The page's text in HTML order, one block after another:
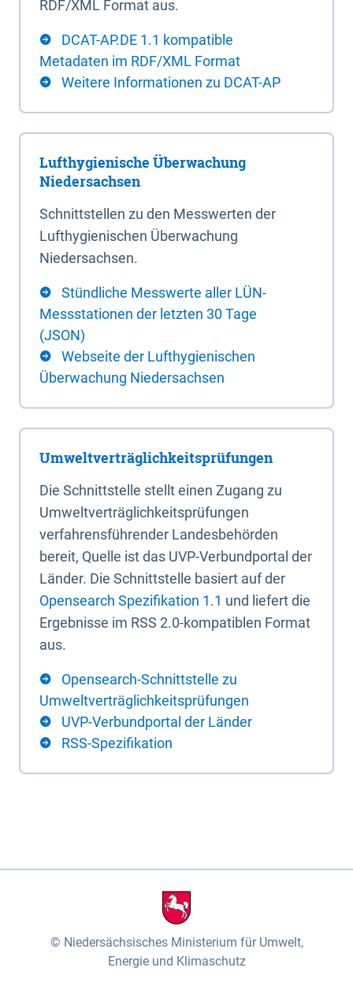
RDF/XML Format aus.
DCAT-AP.DE 1.1 kompatible
Metadaten im RDF/XML Format
Weitere Informationen zu DCAT-AP
Lufthygienische Überwachung
Niedersachsen
Schnittstellen zu den Messwerten der
Lufthygienischen Überwachung
Niedersachsen.
Stündliche Messwerte aller LÜN-
Messstationen der letzten 30 Tage
(JSON)
Webseite der Lufthygienischen
Überwachung Niedersachsen
Umweltverträglichkeitsprüfungen
Die Schnittstelle stellt einen Zugang zu
Umweltverträglichkeitsprüfungen
verfahrensführender Landesbehörden
bereit, Quelle ist das UVP-Verbundportal der
Länder. Die Schnittstelle basiert auf der
Opensearch Spezifikation 1.1 und liefert die
Ergebnisse im RSS 2.0-kompatiblen Format
aus.
Opensearch-Schnittstelle zu
Umweltverträglichkeitsprüfungen
UVP-Verbundportal der Länder
RSS-Spezifikation
Niedersächsisches Ministerium für Umwelt,
Energie und Klimaschutz